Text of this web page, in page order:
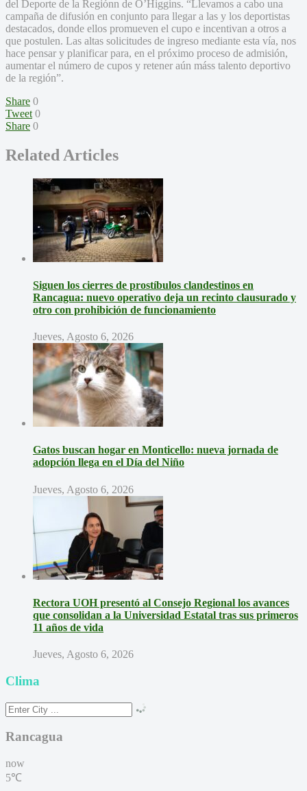
del Deporte de la Regiónn de O’Higgins. “Llevamos a cabo una
campaña de difusión en conjunto para llegar a las y los deportistas
destacados, donde ellos promueven el cupo e incentivan a otros a
que postulen. Las altas solicitudes de ingreso mediante esta vía, nos
hace pensar y planificar para, en el próximo proceso de admisión,
aumentar el número de cupos y retener aún máss talento deportivo
de la región”.
Share 0
Tweet 0
Share 0
Related Articles
Siguen los cierres de prostíbulos clandestinos en
Rancagua: nuevo operativo deja un recinto clausurado y
otro con prohibición de funcionamiento
Jueves, Agosto 6, 2026
Gatos buscan hogar en Monticello: nueva jornada de
adopción llega en el Día del Niño
Jueves, Agosto 6, 2026
Rectora UOH presentó al Consejo Regional los avances
que consolidan a la Universidad Estatal tras sus primeros
11 años de vida
Jueves, Agosto 6, 2026
Clima
Rancagua
now
5℃